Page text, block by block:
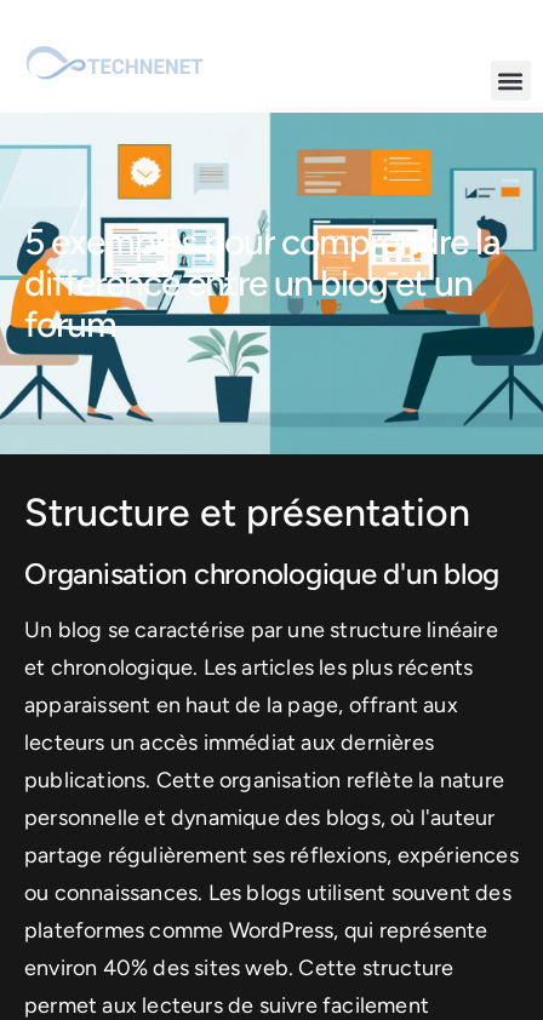
5 exemples pour comprendre la
difference entre un blog et un
forum
Structure et présentation
Organisation chronologique d'un blog
Un blog se caractérise par une structure linéaire
et chronologique. Les articles les plus récents
apparaissent en haut de la page, offrant aux
lecteurs un accès immédiat aux dernières
publications. Cette organisation reflète la nature
personnelle et dynamique des blogs, où l'auteur
partage régulièrement ses réflexions, expériences
ou connaissances. Les blogs utilisent souvent des
plateformes comme WordPress, qui représente
environ 40% des sites web. Cette structure
permet aux lecteurs de suivre facilement